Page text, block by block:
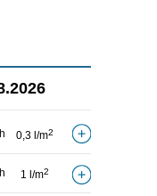
0,3 l/m2
1 l/m2